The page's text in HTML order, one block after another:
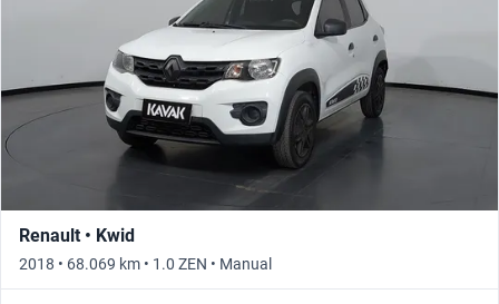
Renault • Kwid
2018 • 68.069 km • 1.0 ZEN • Manual